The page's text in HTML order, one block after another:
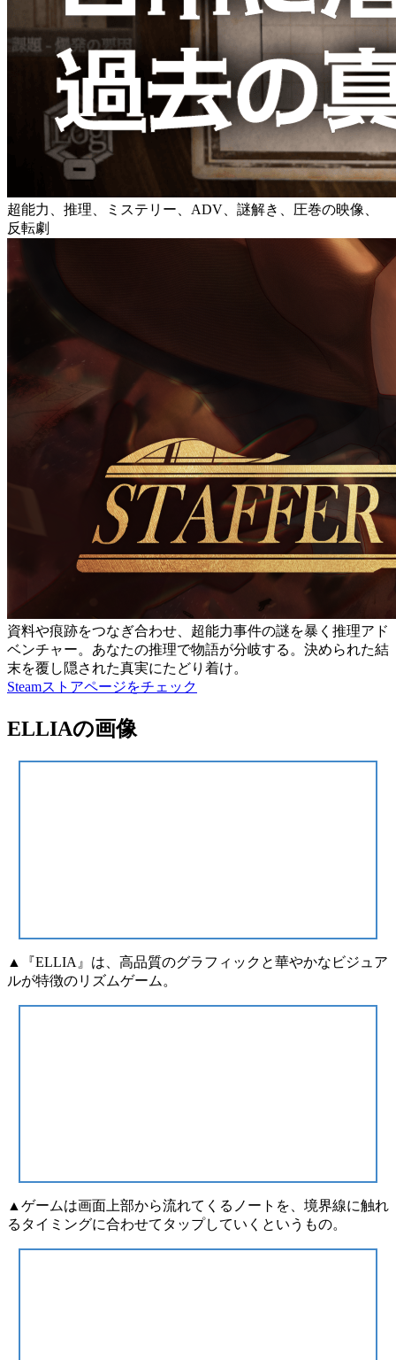
超能力、推理、ミステリー、ADV、謎解き、圧巻の映像、
反転劇
資料や痕跡をつなぎ合わせ、超能力事件の謎を暴く推理アド
ベンチャー。あなたの推理で物語が分岐する。決められた結
末を覆し隠された真実にたどり着け。
Steamストアページをチェック
ELLIAの画像
▲『ELLIA』は、高品質のグラフィックと華やかなビジュア
ルが特徴のリズムゲーム。
▲ゲームは画面上部から流れてくるノートを、境界線に触れ
るタイミングに合わせてタップしていくというもの。